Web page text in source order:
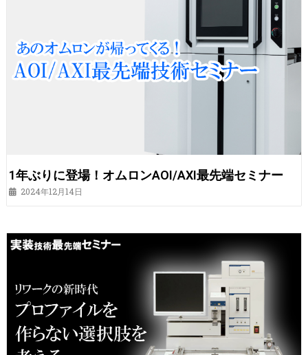
1年ぶりに登場！オムロンAOI/AXI最先端セミナー
2024年12月14日